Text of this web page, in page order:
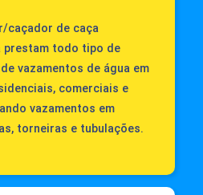
caçador de caça
prestam todo tipo de
vazamentos de água em
comerciais e
vazamentos em
torneiras e tubulações.